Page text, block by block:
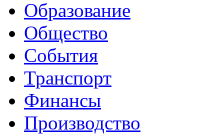
Образование
Общество
События
Транспорт
Финансы
Производство